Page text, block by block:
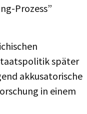
Prozess”
später
akkusatorische
in einem